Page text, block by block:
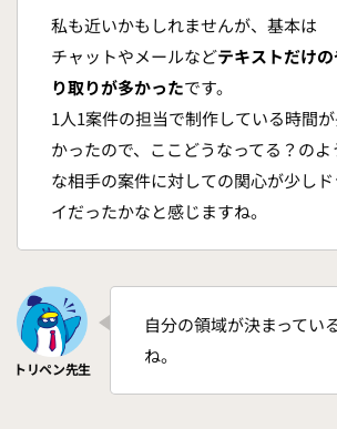
私も近いかもしれませんが、基本は
チャットやメールなどテキストだけの
り取りが多かったです。
1人1案件の担当で制作している時間
かったので、ここどうなってる？のよ
な相手の案件に対しての関心が少しド
イだったかなと感じますね。
自分の領域が決まってい
ね。